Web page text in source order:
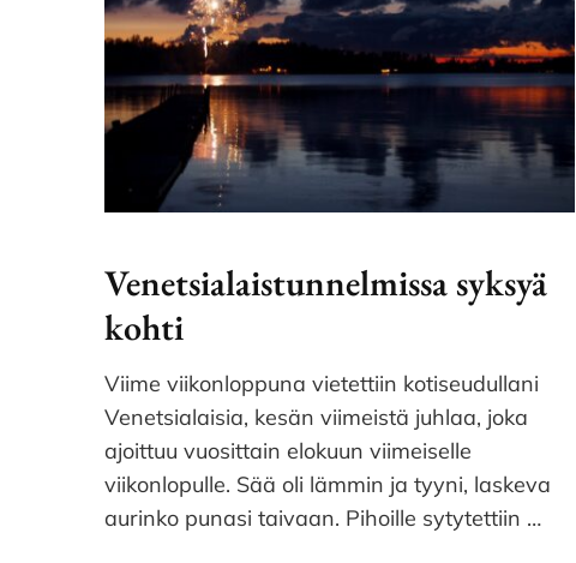
Venetsialaistunnelmissa syksyä
kohti
Viime viikonloppuna vietettiin kotiseudullani
Venetsialaisia, kesän viimeistä juhlaa, joka
ajoittuu vuosittain elokuun viimeiselle
viikonlopulle. Sää oli lämmin ja tyyni, laskeva
aurinko punasi taivaan. Pihoille sytytettiin …